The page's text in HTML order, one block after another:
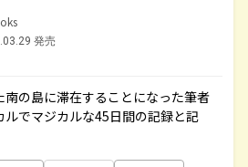
発売
の島に滞在することになった筆者
でマジカルな45日間の記録と記